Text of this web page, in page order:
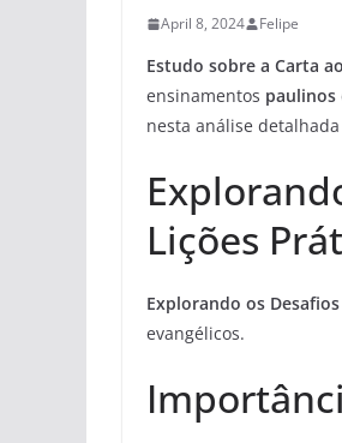
April 8, 2024 Felipe
Estudo sobre a Carta
ensinamentos paulinos
nesta análise
Lições
Explorando os
evangélicos.